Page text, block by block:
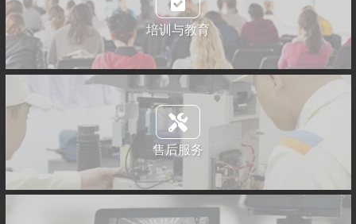
培训与教育
售后服务